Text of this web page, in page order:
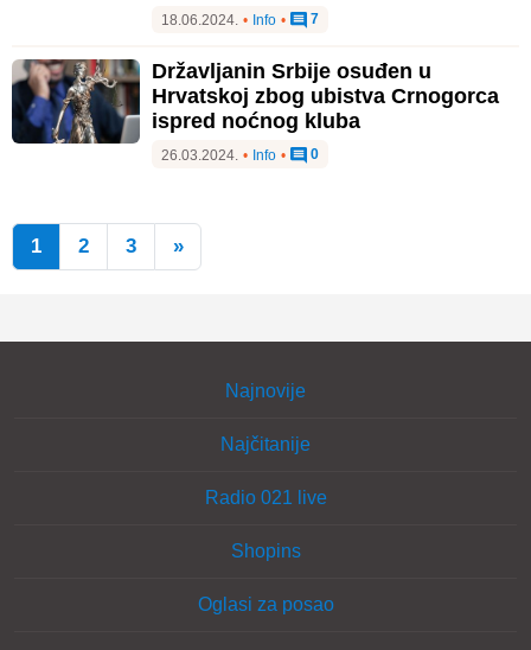
18.06.2024. • Info • 7
Državljanin Srbije osuđen u
Hrvatskoj zbog ubistva Crnogorca
ispred noćnog kluba
26.03.2024. • Info • 0
1 2 3 »
Najnovije
Najčitanije
Radio 021 live
Shopins
Oglasi za posao